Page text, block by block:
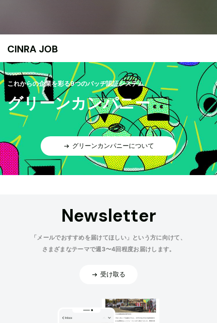
CINRA JOB
これからの企業を彩る9つのバッヂ認証システム
グリーンカンパニー
グリーンカンパニーについて
Newsletter
「メールでおすすめを届けてほしい」という方に向けて、
さまざまなテーマで週3〜4回程度お届けします。
受け取る